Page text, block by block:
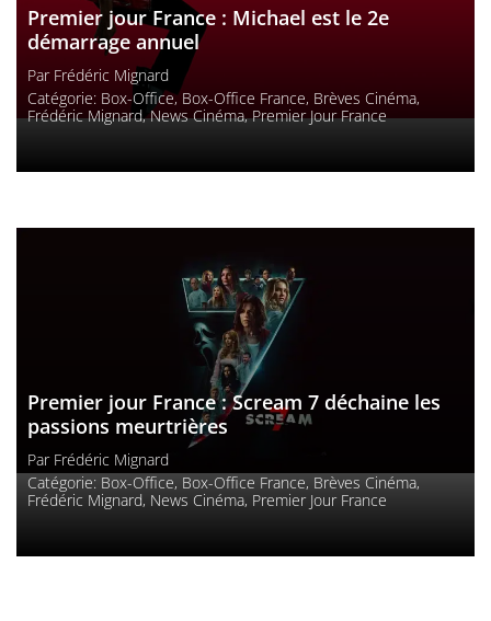
Premier jour France : Michael est le 2e
démarrage annuel
Par Frédéric Mignard
Catégorie: Box-Office,Box-Office France, Brèves Cinéma,
Frédéric Mignard,News Cinéma,Premier Jour France
Premier jour France : Scream 7 déchaine les
passions meurtrières
Par Frédéric Mignard
Catégorie: Box-Office, Box-Office France, Brèves Cinéma,
Frédéric Mignard, News Cinéma, Premier Jour France